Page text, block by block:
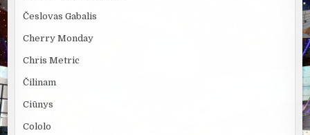
Česlovas Gabalis
Cherry Monday
Chris Metric
Čilinam
Ciūnys
Cololo